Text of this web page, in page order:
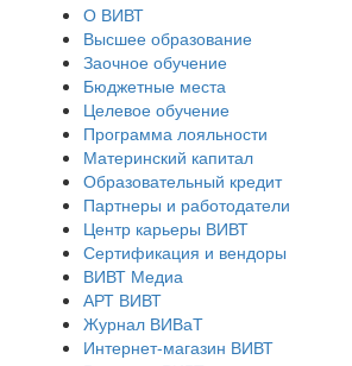
О ВИВТ
Высшее образование
Заочное обучение
Бюджетные места
Целевое обучение
Программа лояльности
Материнский капитал
Образовательный кредит
Партнеры и работодатели
Центр карьеры ВИВТ
Сертификация и вендоры
ВИВТ Медиа
АРТ ВИВТ
Журнал ВИВаТ
Интернет-магазин ВИВТ